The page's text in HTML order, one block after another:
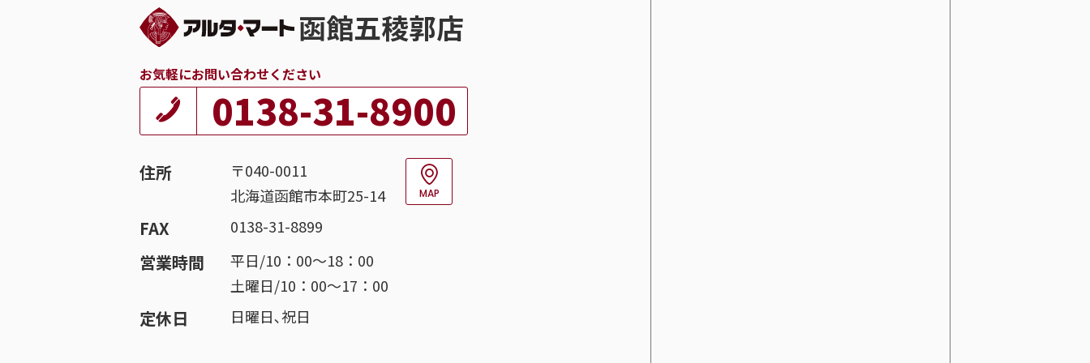
函館五稜郭店
お気軽にお問い合わせください
0138-31-8900
住所
〒040-0011
北海道函館市本町25-14
MAP
FAX 0138-31-8899
営業時間
平日/10：00～18：00
土曜日/10：00～17：00
定休日 日曜日､祝日